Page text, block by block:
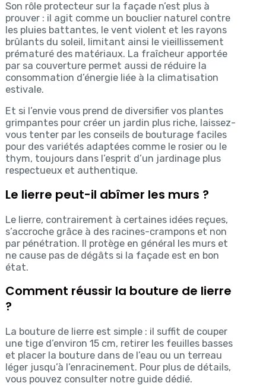
Son rôle protecteur sur la façade n’est plus à
prouver : il agit comme un bouclier naturel contre
les pluies battantes, le vent violent et les rayons
brûlants du soleil, limitant ainsi le vieillissement
prématuré des matériaux. La fraîcheur apportée
par sa couverture permet aussi de réduire la
consommation d’énergie liée à la climatisation
estivale.
Et si l’envie vous prend de diversifier vos plantes
grimpantes pour créer un jardin plus riche, laissez-
vous tenter par les conseils de bouturage faciles
pour des variétés adaptées comme le rosier ou le
thym, toujours dans l’esprit d’un jardinage plus
respectueux et authentique.
Le lierre peut-il abîmer les murs ?
Le lierre, contrairement à certaines idées reçues,
s’accroche grâce à des racines-crampons et non
par pénétration. Il protège en général les murs et
ne cause pas de dégâts si la façade est en bon
état.
Comment réussir la bouture de lierre
?
La bouture de lierre est simple : il suffit de couper
une tige d’environ 15 cm, retirer les feuilles basses
et placer la bouture dans de l’eau ou un terreau
léger jusqu’à l’enracinement. Pour plus de détails,
vous pouvez consulter notre guide dédié.